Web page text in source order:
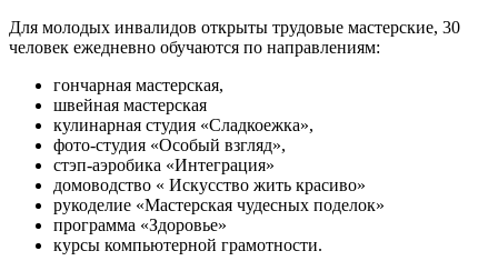
Для молодых инвалидов открыты трудовые мастерские, 30
человек ежедневно обучаются по направлениям:
гончарная мастерская,
швейная мастерская
кулинарная студия «Сладкоежка»,
фото-студия «Особый взгляд»,
стэп-аэробика «Интеграция»
домоводство « Искусство жить красиво»
рукоделие «Мастерская чудесных поделок»
программа «Здоровье»
курсы компьютерной грамотности.